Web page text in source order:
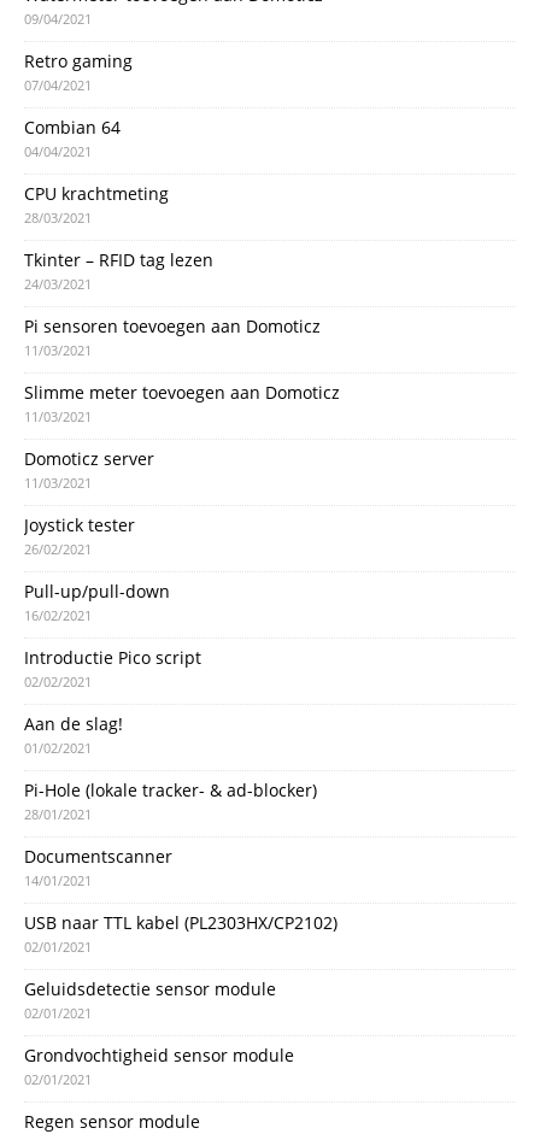
09/04/2021
Retro gaming
07/04/2021
Combian 64
04/04/2021
CPU krachtmeting
28/03/2021
Tkinter – RFID tag lezen
24/03/2021
Pi sensoren toevoegen aan Domoticz
11/03/2021
Slimme meter toevoegen aan Domoticz
11/03/2021
Domoticz server
11/03/2021
Joystick tester
26/02/2021
Pull-up/pull-down
16/02/2021
Introductie Pico script
02/02/2021
Aan de slag!
01/02/2021
Pi-Hole (lokale tracker- & ad-blocker)
28/01/2021
Documentscanner
14/01/2021
USB naar TTL kabel (PL2303HX/CP2102)
02/01/2021
Geluidsdetectie sensor module
02/01/2021
Grondvochtigheid sensor module
02/01/2021
Regen sensor module